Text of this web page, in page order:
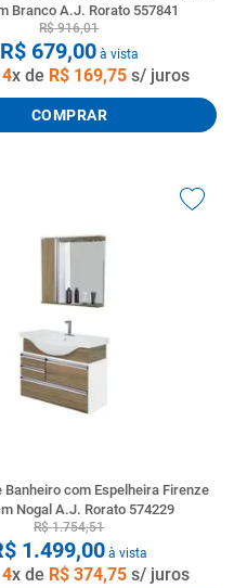
Branco A.J. Rorato 557841
R$ 916,01
R$ 679,00à vista
4x de R$ 169,75s/ juros
COMPRAR
Banheiro com Espelheira Firenze
Nogal A.J. Rorato 574229
R$ 1.754,51
1.499,00 à vista
4x de R$ 374,75s/ juros